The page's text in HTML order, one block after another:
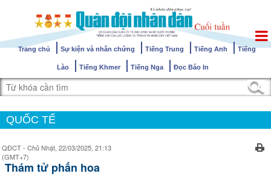
Trang chủ Sự kiện và nhân chứng Tiếng Trung Tiếng Anh Tiếng
Lào Tiếng Khmer Tiếng Nga Đọc Báo In
QUỐC TẾ
QĐCT - Chủ Nhật, 22/03/2025, 21:13
(GMT+7)
Thám tử phấn hoa